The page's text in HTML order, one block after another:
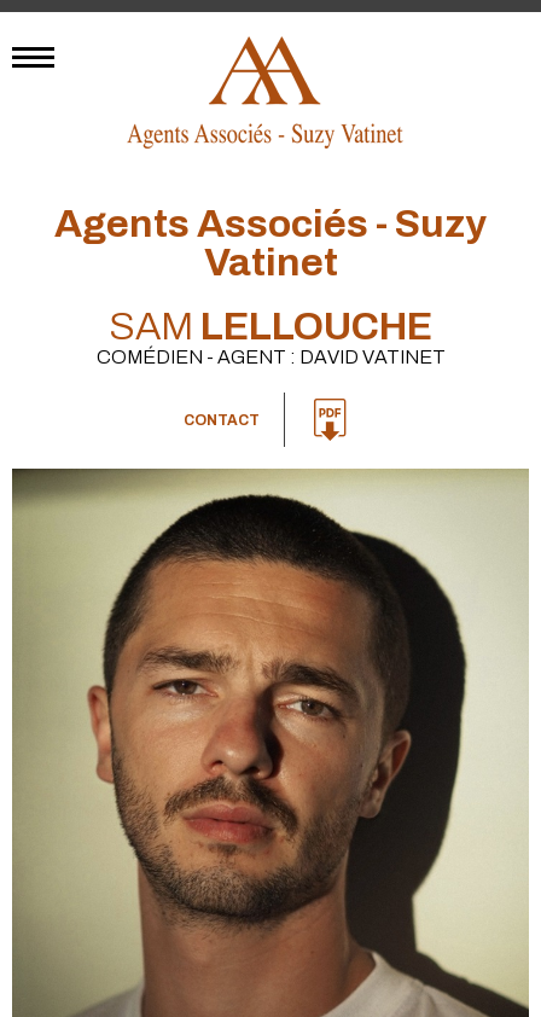
Agents Associés - Suzy
Vatinet
SAM LELLOUCHE
COMÉDIEN - AGENT : DAVID VATINET
CONTACT